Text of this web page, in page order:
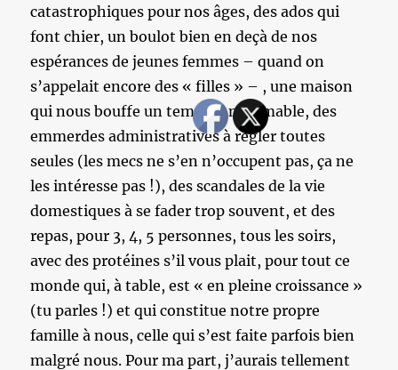
catastrophiques pour nos âges, des ados qui
font chier, un boulot bien en deçà de nos
espérances de jeunes femmes – quand on
s’appelait encore des « filles » – , une maison
qui nous bouffe un temps innommable, des
emmerdes administratives à régler toutes
seules (les mecs ne s’en n’occupent pas, ça ne
les intéresse pas !), des scandales de la vie
domestiques à se fader trop souvent, et des
repas, pour 3, 4, 5 personnes, tous les soirs,
avec des protéines s’il vous plait, pour tout ce
monde qui, à table, est « en pleine croissance »
(tu parles !) et qui constitue notre propre
famille à nous, celle qui s’est faite parfois bien
malgré nous. Pour ma part, j’aurais tellement